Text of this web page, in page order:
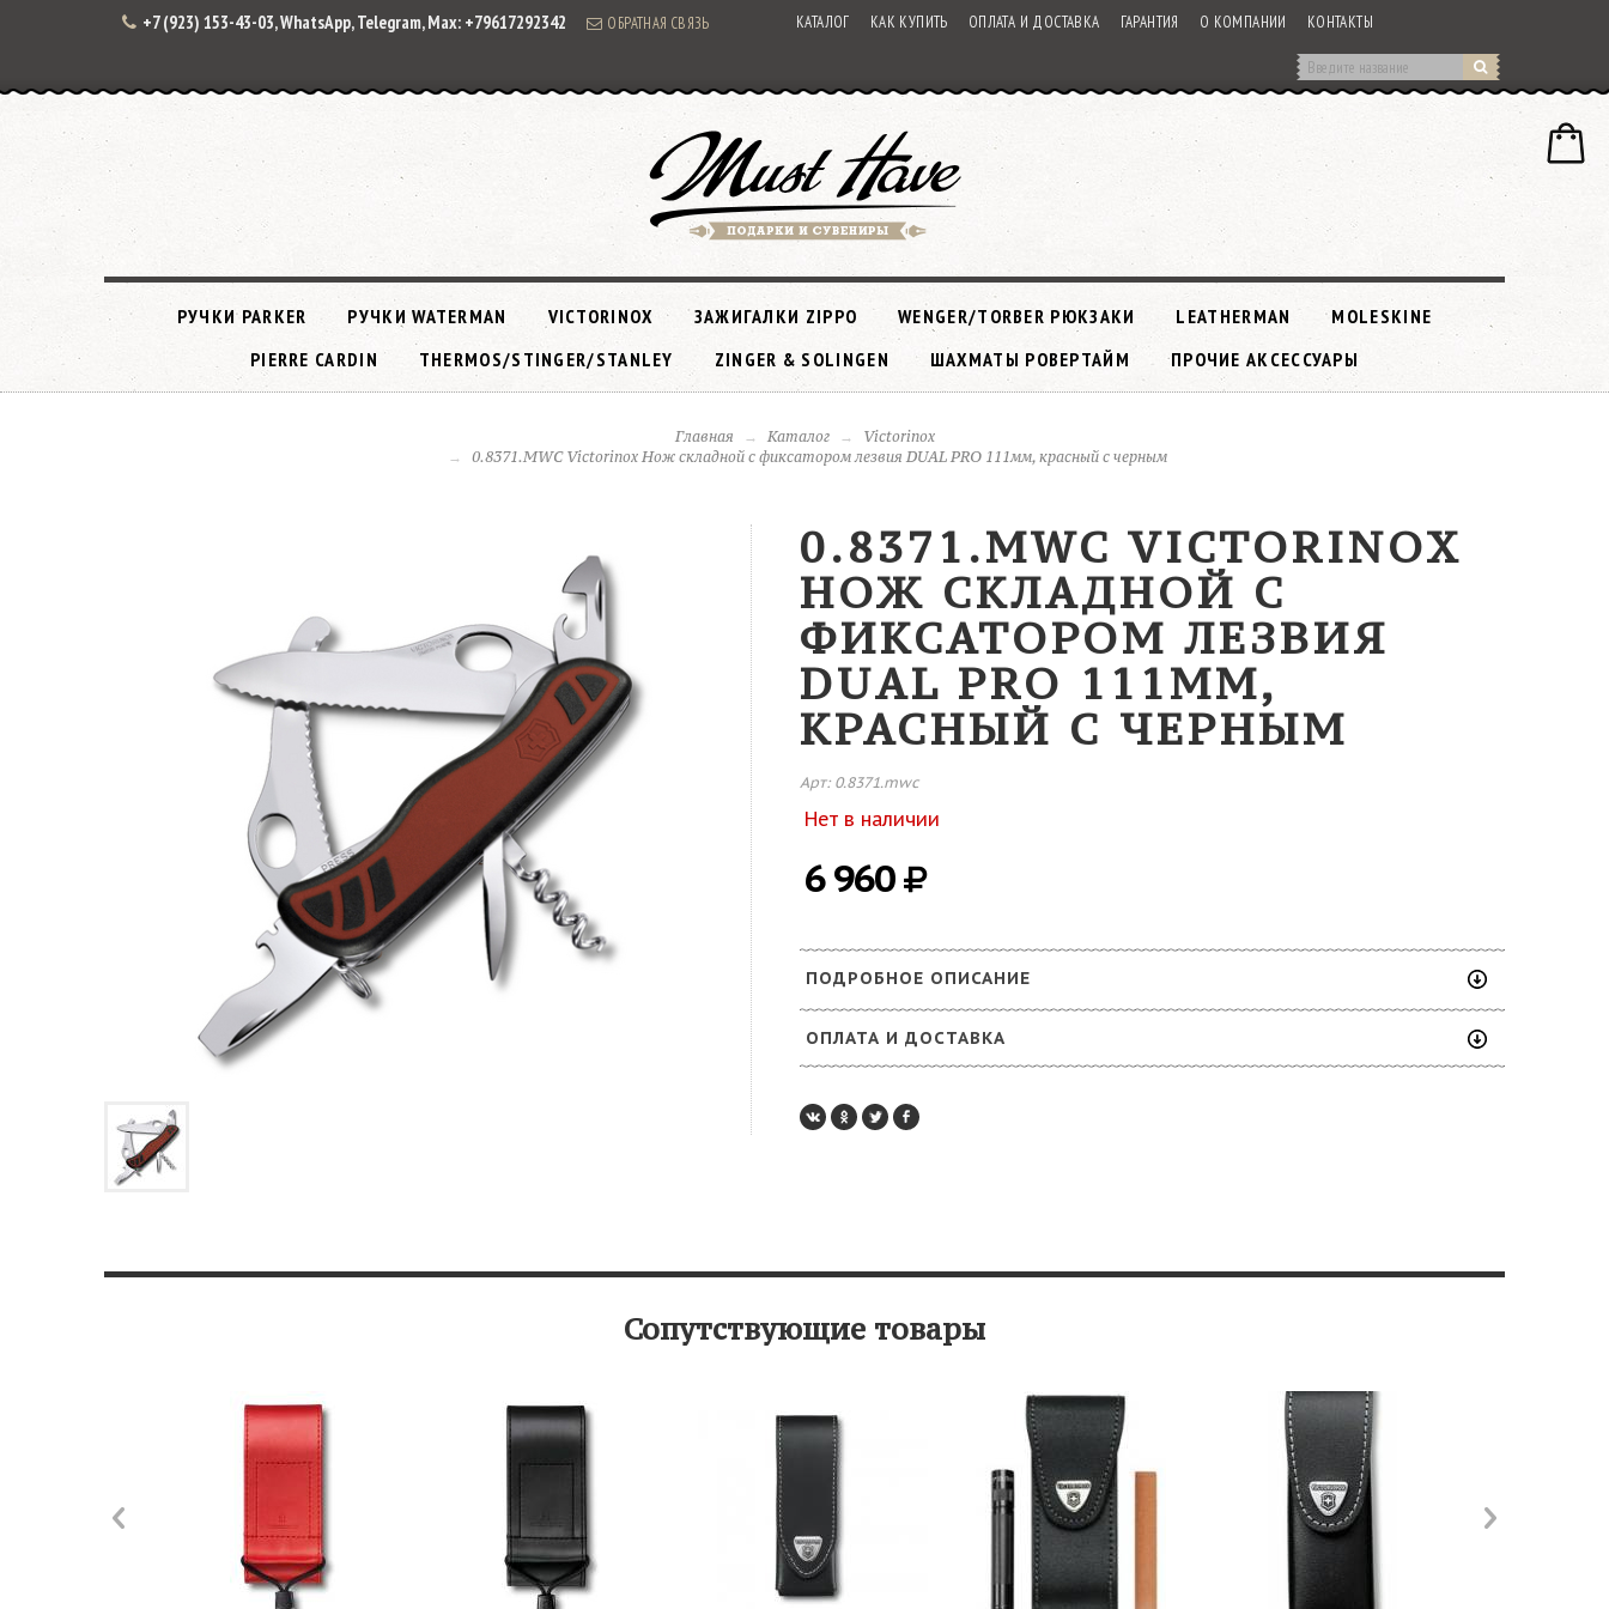
+7 (923) 153-43-03, WhatsApp, Telegram, Max: +79617292342 ОБРАТНАЯ СВЯЗЬ КАТАЛОГ КАК КУПИТЬ ОПЛАТА И ДОСТАВКА ГАРАНТИЯ О КОМПАНИИ КОНТАКТЫ
РУЧКИ PARKER РУЧКИ WATERMAN VICTORINOX ЗАЖИГАЛКИ ZIPPO WENGER/TORBER РЮКЗАКИ LEATHERMAN
MOLESKINE
PIERRE CARDIN
THERMOS/STINGER/STANLEY ZINGER & SOLINGEN ШАХМАТЫ РОВЕРТАЙМ ПРОЧИЕ АКСЕССУАРЫ
Главная Каталог
Victorinox
0.8371.MWC Victorinox Нож складной с фиксатором лезвия DUAL PRO 111мм, красный с черным
0.8371.MWC VICTORINOX
НОЖ СКЛАДНОЙ С
ФИКСАТОРОМ ЛЕЗВИЯ
DUAL PRO 111ММ,
КРАСНЫЙ С ЧЕРНЫМ
Арт: 0.8371.mwc
Нет в наличии
6 960
ПОДРОБНОЕ ОПИСАНИЕ
ОПЛАТА И ДОСТАВКА
Сопутствующие товары